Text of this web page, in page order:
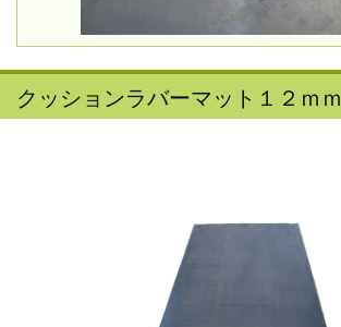
クッションラバーマット１２ｍｍ